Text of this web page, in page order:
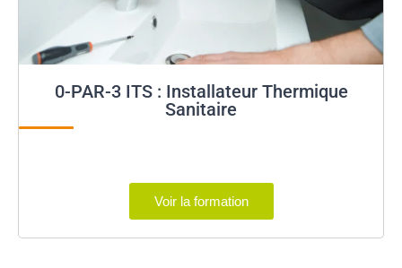
0-PAR-3 ITS : Installateur Thermique
Sanitaire
Voir la formation